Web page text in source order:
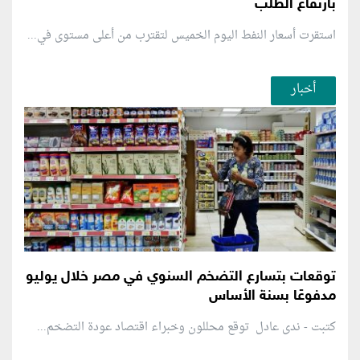
بارتفاع الطلب
استقرت أسعار النفط اليوم الخميس لتقترب من أعلى مستوى في...
أخبار
توقعات بتسارع التضخم السنوي في مصر خلال يوليو
مدفوعًا بسنة الأساس
كتبت - ندى عادل توقع محللون وخبراء اقتصاد عودة التضخم...